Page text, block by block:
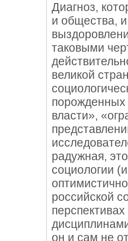
Диагноз,
и общества,
таковыми
великой
порожденных
власти»,
радужная,
социологии
российской
он и сам не